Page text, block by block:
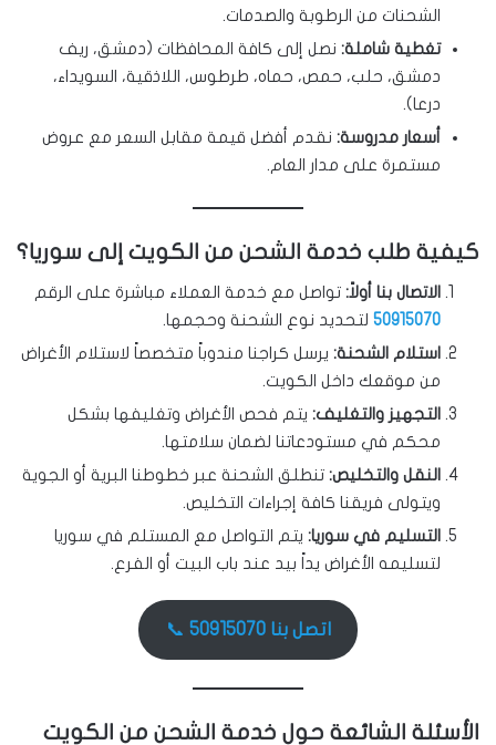
الشحنات من الرطوبة والصدمات.
تغطية شاملة: نصل إلى كافة المحافظات (دمشق، ريف
دمشق، حلب، حمص، حماه، طرطوس، اللاذقية، السويداء،
درعا).
أسعار مدروسة: نقدم أفضل قيمة مقابل السعر مع عروض
مستمرة على مدار العام.
كيفية طلب خدمة الشحن من الكويت إلى سوريا؟
الاتصال بنا أولاً: تواصل مع خدمة العملاء مباشرة على الرقم
50915070 لتحديد نوع الشحنة وحجمها.
استلام الشحنة: يرسل كراجنا مندوباً متخصصاً لاستلام الأغراض
من موقعك داخل الكويت.
التجهيز والتغليف: يتم فحص الأغراض وتغليفها بشكل
محكم في مستودعاتنا لضمان سلامتها.
النقل والتخليص: تنطلق الشحنة عبر خطوطنا البرية أو الجوية
ويتولى فريقنا كافة إجراءات التخليص.
التسليم في سوريا: يتم التواصل مع المستلم في سوريا
لتسليمه الأغراض يداً بيد عند باب البيت أو الفرع.
اتصل بنا 50915070 📞
الأسئلة الشائعة حول خدمة الشحن من الكويت